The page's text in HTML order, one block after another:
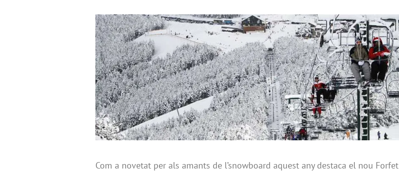
Com a novetat per als amants de l’snowboard aquest any destaca el nou Forfet